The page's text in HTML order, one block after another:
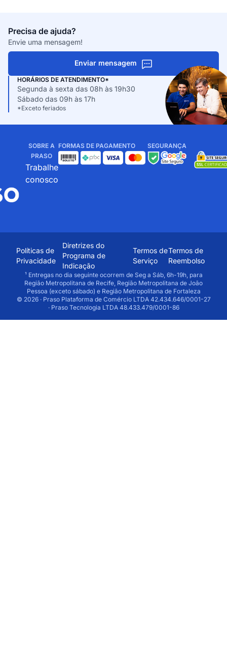
Precisa de ajuda?
Envie uma mensagem!
Enviar mensagem
HORÁRIOS DE ATENDIMENTO*
Segunda à sexta das 08h às 19h30
Sábado das 09h às 17h
*Exceto feriados
SOBRE A
PRASO
Trabalhe
conosco
FORMAS DE PAGAMENTO SEGURANÇA
Políticas de
Privacidade
Diretrizes do
Programa de
Indicação
Termos de
Serviço
Termos de
Reembolso
¹ Entregas no dia seguinte ocorrem de Seg a Sáb, 6h-19h, para
Região Metropolitana de Recife, Região Metropolitana de João
Pessoa (exceto sábado) e Região Metropolitana de Fortaleza
© 2026 · Praso Plataforma de Comércio LTDA 42.434.646/0001-27
· Praso Tecnologia LTDA 48.433.479/0001-86